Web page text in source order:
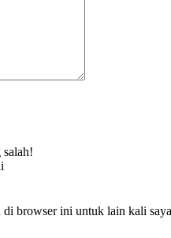
salah!
di browser ini untuk lain kali